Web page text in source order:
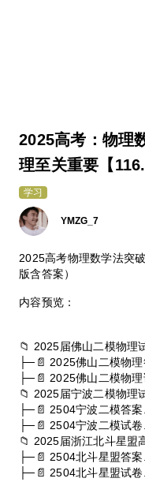
2025高考：物理
理至关重要【
学习
YMZG_7
2025高考物理数学法突
版含答案）
内容预览：
📁 2025届佛山二模物理
├─📄 2025佛山二模物
├─📄 2025佛山二模物
📁 2025届宁波二模物理
├─📄 2504宁波二模答
├─📄 2504宁波二模试
📁 2025届浙江北斗星盟
├─📄 2504北斗星盟答
├─📄 2504北斗星盟试